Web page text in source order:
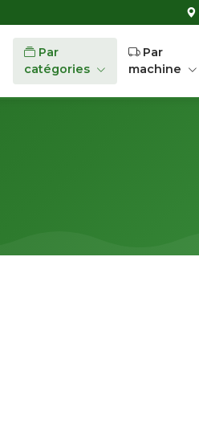
Par
catégories
Par
machine